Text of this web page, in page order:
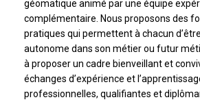
géomatique animé par une équipe
complémentaire. Nous proposons des
pratiques qui permettent à chacun
autonome dans son métier ou futur
à proposer un cadre bienveillant et
échanges d’expérience et
professionnelles, qualifiantes et